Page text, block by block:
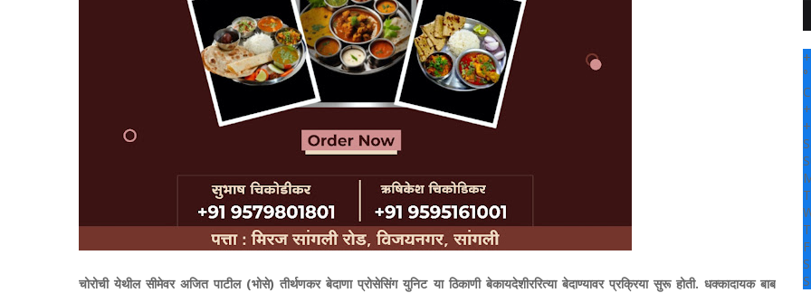
चोरोची येथील सीमेवर अजित पाटील (भोसे) तीर्थणकर बेदाणा प्रोसेसिंग युनिट या ठिकाणी बेकायदेशीररित्या बेदाण्यावर प्रक्रिया सुरू होती. धक्कादायक बाब
+
°
C
+
+